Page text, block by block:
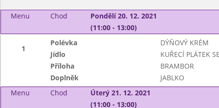
Menu Chod
Pondělí 20. 12. 2021
(11:00 - 13:00)
1
Polévka
DÝŇOVÝ KRÉM
Jídlo
KUŘECÍ PLÁTEK
Příloha
BRAMBOR
Doplněk
JABLKO
Menu
Chod
Úterý 21. 12. 2021
(11:00 - 13:00)